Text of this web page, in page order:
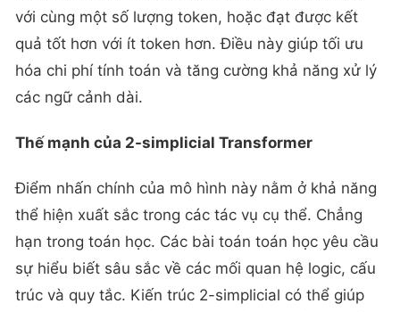
với cùng một số lượng token, hoặc đạt được kết
quả tốt hơn với ít token hơn. Điều này giúp tối ưu
hóa chi phí tính toán và tăng cường khả năng xử lý
các ngữ cảnh dài.
Thế mạnh của 2-simplicial Transformer
Điểm nhấn chính của mô hình này nằm ở khả năng
thể hiện xuất sắc trong các tác vụ cụ thể. Chẳng
hạn trong toán học. Các bài toán toán học yêu cầu
sự hiểu biết sâu sắc về các mối quan hệ logic, cấu
trúc và quy tắc. Kiến trúc 2-simplicial có thể giúp